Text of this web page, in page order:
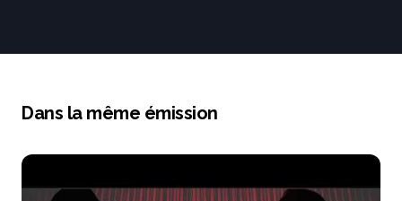
Dans la même émission